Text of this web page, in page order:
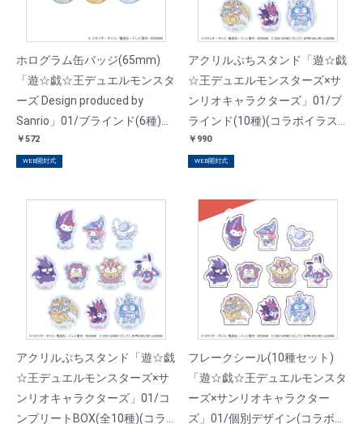
ホログラム缶バッジ(65mm)
「遊☆戯☆王デュエルモンスタ
ーズ Design produced by
Sanrio」01/ブラインド(6種)
(コラボイラスト)
￥572
WEB開封式
アクリルぷちスタンド「遊☆戯
☆王デュエルモンスターズ×サ
ンリオキャラクターズ」01/ブ
ラインド(10種)(コラボイラス
ト)
￥990
WEB開封式
アクリルぷちスタンド「遊☆戯
☆王デュエルモンスターズ×サ
ンリオキャラクターズ」01/コ
ンプリートBOX(全10種)(コラ
SOLD
フレークシール(10種セット)
「遊☆戯☆王デュエルモンスタ
ーズ×サンリオキャラクター
ズ」01/個別デザイン(コラボイ